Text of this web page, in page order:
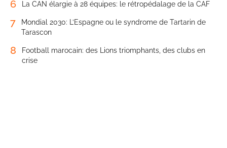
6 La CAN élargie à 28 équipes: le rétropédalage de la CAF
7
Mondial 2030: L’Espagne ou le syndrome de Tartarin de
Tarascon
8
Football marocain: des Lions triomphants, des clubs en
crise